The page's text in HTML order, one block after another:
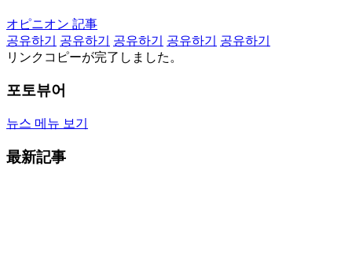
オピニオン 記事
공유하기
공유하기 공유하기 공유하기
공유하기
リンクコピーが完了しました。
포토뷰어
뉴스 메뉴 보기
最新記事